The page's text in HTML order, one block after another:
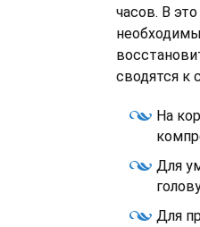
часов. В
сводятся к
На
Для
Для